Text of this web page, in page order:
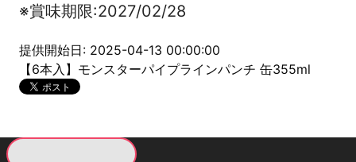
※賞味期限:2027/02/28
提供開始日: 2025-04-13 00:00:00
【6本入】モンスターパイプラインパンチ 缶355ml